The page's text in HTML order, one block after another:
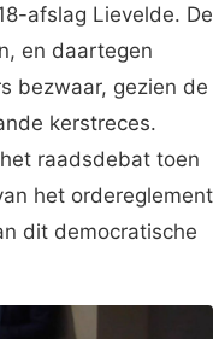
afslag Lievelde. De
en daartegen
bezwaar, gezien de
kerstreces.
raadsdebat toen
het ordereglement
dit democratische